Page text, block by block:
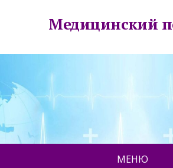
Медицинский
МЕНЮ